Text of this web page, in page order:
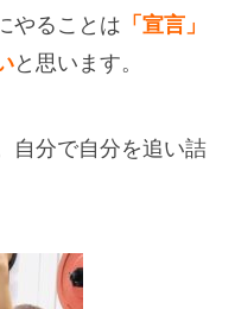
やることは 「宣言」
と思います。
自分で自分を追い詰